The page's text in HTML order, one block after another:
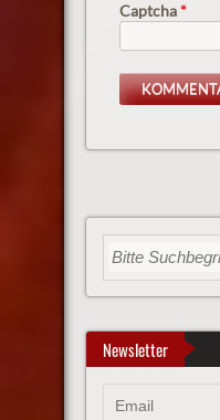
Captcha*
Newsletter